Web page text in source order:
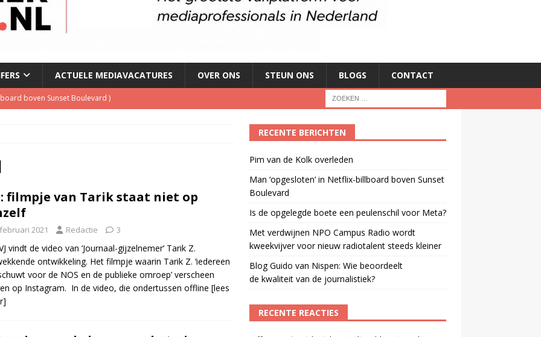
ACTUELE MEDIAVACATURES OVER ONS STEUN ONS BLOGS CONTACT
boven Sunset Boulevard )
wordt kweekvijver voor nieuw radiotalent steeds kleiner
de kwaliteit van de journalistiek?
filmpje van Tarik staat niet op
2021 Redactie 3
vindt de video van ‘Journaal-gijzelnemer’ Tarik Z.
ontwikkeling. Het filmpje waarin Tarik Z. ‘iedereen
voor de NOS en de publieke omroep’ verscheen
op Instagram. In de video, die ondertussen offline [lees
RECENTE BERICHTEN
Pim van de Kolk overleden
Man ‘opgesloten’ in Netflix-billboard boven Sunset
Boulevard
Is de opgelegde boete een peulenschil voor Meta?
Met verdwijnen NPO Campus Radio wordt
kweekvijver voor nieuw radiotalent steeds kleiner
Blog Guido van Nispen: Wie beoordeelt
de kwaliteit van de journalistiek?
RECENTE REACTIES